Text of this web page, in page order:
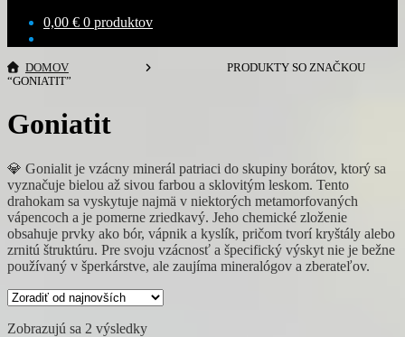
0,00 € 0 produktov
DOMOV
PRODUKTY SO ZNAČKOU
“GONIATIT”
Goniatit
💎 Gonialit je vzácny minerál patriaci do skupiny borátov, ktorý sa
vyznačuje bielou až sivou farbou a sklovitým leskom. Tento
drahokam sa vyskytuje najmä v niektorých metamorfovaných
vápencoch a je pomerne zriedkavý. Jeho chemické zloženie
obsahuje prvky ako bór, vápnik a kyslík, pričom tvorí kryštály alebo
zrnitú štruktúru. Pre svoju vzácnosť a špecifický výskyt nie je bežne
používaný v šperkárstve, ale zaujíma mineralógov a zberateľov.
Zobrazujú sa 2 výsledkyZoradené